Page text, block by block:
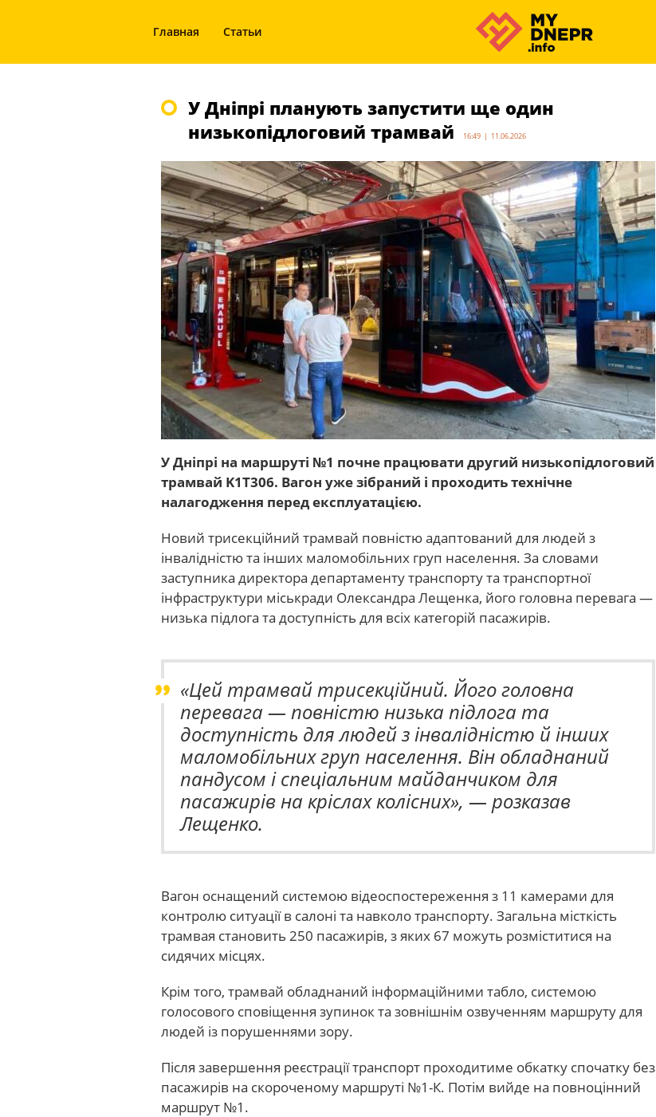
Главная Статьи
У Дніпрі планують запустити ще один
низькопідлоговий трамвай
16:49 | 11.06.2026
У Дніпрі на маршруті №1 почне працювати другий низькопідлоговий
трамвай K1T306. Вагон уже зібраний і проходить технічне
налагодження перед експлуатацією.
Новий трисекційний трамвай повністю адаптований для людей з
інвалідністю та інших маломобільних груп населення. За словами
заступника директора департаменту транспорту та транспортної
інфраструктури міськради Олександра Лещенка, його головна перевага —
низька підлога та доступність для всіх категорій пасажирів.
«Цей трамвай трисекційний. Його головна
перевага — повністю низька підлога та
доступність для людей з інвалідністю й інших
маломобільних груп населення. Він обладнаний
пандусом і спеціальним майданчиком для
пасажирів на кріслах колісних», — розказав
Лещенко.
Вагон оснащений системою відеоспостереження з 11 камерами для
контролю ситуації в салоні та навколо транспорту. Загальна місткість
трамвая становить 250 пасажирів, з яких 67 можуть розміститися на
сидячих місцях.
Крім того, трамвай обладнаний інформаційними табло, системою
голосового сповіщення зупинок та зовнішнім озвученням маршруту для
людей із порушеннями зору.
Після завершення реєстрації транспорт проходитиме обкатку спочатку без
пасажирів на скороченому маршруті №1-К. Потім вийде на повноцінний
маршрут №1.